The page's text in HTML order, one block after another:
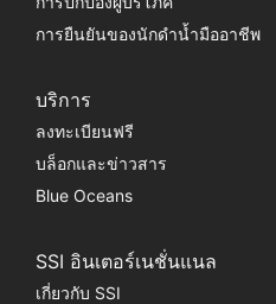
การยืนยันของนักดำน้ำมืออาชีพ
บริการ
ลงทะเบียนฟรี
บล็อกและข่าวสาร
Blue Oceans
SSI อินเตอร์เนชั่นแนล
เกี่ยวกับ SSI